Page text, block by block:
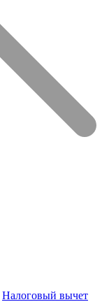
Налоговый вычет